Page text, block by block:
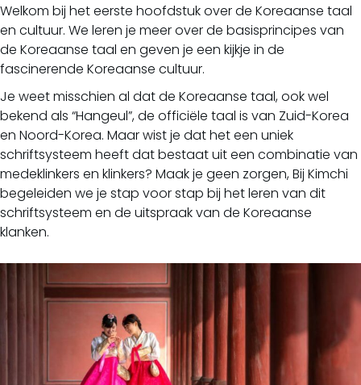
Welkom bij het eerste hoofdstuk over de Koreaanse taal
en cultuur. We leren je meer over de basisprincipes van
de Koreaanse taal en geven je een kijkje in de
fascinerende Koreaanse cultuur.
Je weet misschien al dat de Koreaanse taal, ook wel
bekend als “Hangeul”, de officiële taal is van Zuid-Korea
en Noord-Korea. Maar wist je dat het een uniek
schriftsysteem heeft dat bestaat uit een combinatie van
medeklinkers en klinkers? Maak je geen zorgen, Bij Kimchi
begeleiden we je stap voor stap bij het leren van dit
schriftsysteem en de uitspraak van de Koreaanse
klanken.